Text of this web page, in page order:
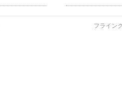
フライン